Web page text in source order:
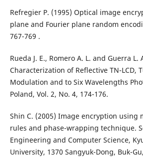
Refregier P. (1995) Optical image
plane and Fourier plane random
767-769 .
Rueda J. E., Romero A. L. and Guerra L.
Characterization of Reflective TN-LCD,
Modulation and to Six Wavelengths
Poland, Vol. 2, No. 4, 174-176.
Shin C. (2005) Image encryption using
rules and phase-wrapping technique.
Engineering and Computer Science,
University, 1370 Sangyuk-Dong, Buk-